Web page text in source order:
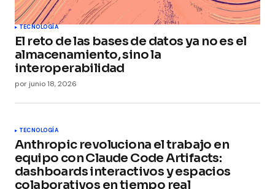
TECNOLOGÍA
El reto de las bases de datos ya no es el
almacenamiento, sino la
interoperabilidad
por junio 18, 2026
TECNOLOGÍA
Anthropic revoluciona el trabajo en
equipo con Claude Code Artifacts:
dashboards interactivos y espacios
colaborativos en tiempo real